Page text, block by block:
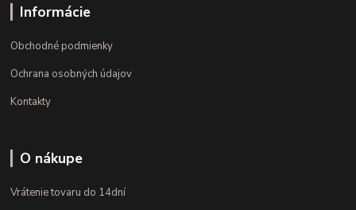
Informácie
Obchodné podmienky
Ochrana osobných údajov
Kontakty
O nákupe
Vrátenie tovaru do 14dní